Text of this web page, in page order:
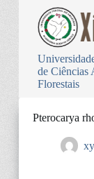
de Ciências
Florestais
Pterocarya